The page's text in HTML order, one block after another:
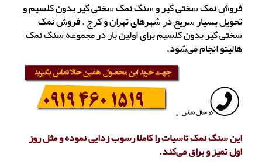
فروش نمک سختی گیر و سنگ نمک سختی گیر بدون کلسیم و
تحویل بسیار سریع در شهرهای تهران و کرج . فروش نمک
سختی گیر بدون کلسیم برای اولین بار در مجموعه سنگ نمک
هالیتو انجام می‌شود.
این سنگ نمک تاسیات را کاملا رسوب زدایی نموده و مثل روز
اول تمیز و براق می‌کند.